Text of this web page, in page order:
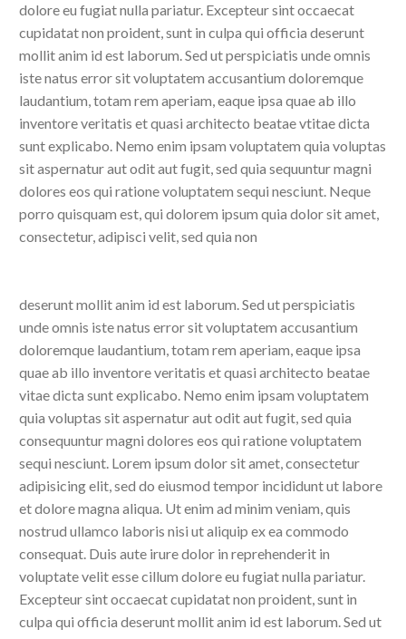
dolore eu fugiat nulla pariatur. Excepteur sint occaecat
cupidatat non proident, sunt in culpa qui officia deserunt
mollit anim id est laborum. Sed ut perspiciatis unde omnis
iste natus error sit voluptatem accusantium doloremque
laudantium, totam rem aperiam, eaque ipsa quae ab illo
inventore veritatis et quasi architecto beatae vtitae dicta
sunt explicabo. Nemo enim ipsam voluptatem quia voluptas
sit aspernatur aut odit aut fugit, sed quia sequuntur magni
dolores eos qui ratione voluptatem sequi nesciunt. Neque
porro quisquam est, qui dolorem ipsum quia dolor sit amet,
consectetur, adipisci velit, sed quia non
deserunt mollit anim id est laborum. Sed ut perspiciatis
unde omnis iste natus error sit voluptatem accusantium
doloremque laudantium, totam rem aperiam, eaque ipsa
quae ab illo inventore veritatis et quasi architecto beatae
vitae dicta sunt explicabo. Nemo enim ipsam voluptatem
quia voluptas sit aspernatur aut odit aut fugit, sed quia
consequuntur magni dolores eos qui ratione voluptatem
sequi nesciunt. Lorem ipsum dolor sit amet, consectetur
adipisicing elit, sed do eiusmod tempor incididunt ut labore
et dolore magna aliqua. Ut enim ad minim veniam, quis
nostrud ullamco laboris nisi ut aliquip ex ea commodo
consequat. Duis aute irure dolor in reprehenderit in
voluptate velit esse cillum dolore eu fugiat nulla pariatur.
Excepteur sint occaecat cupidatat non proident, sunt in
culpa qui officia deserunt mollit anim id est laborum. Sed ut